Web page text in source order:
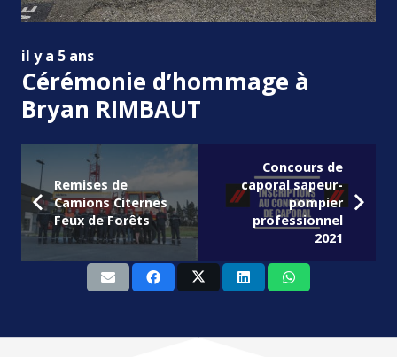
il y a 5 ans
Cérémonie d’hommage à
Bryan RIMBAUT
Remises de
Camions Citernes
Feux de Forêts
Concours de
caporal sapeur-
pompier
professionnel
2021